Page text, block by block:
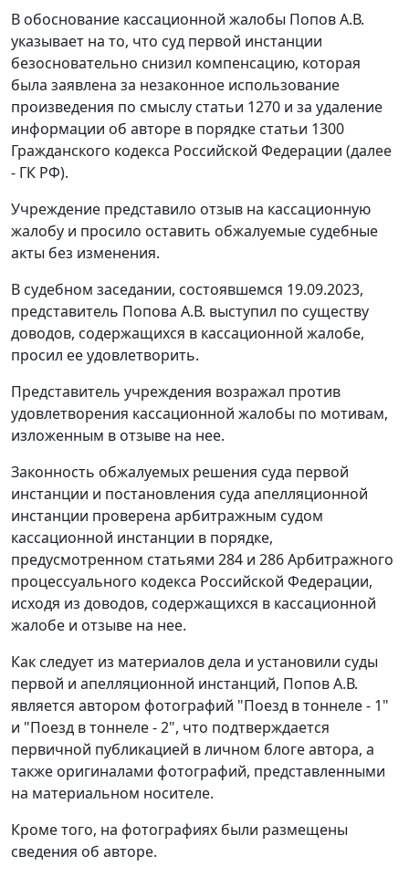
В обоснование кассационной жалобы Попов А.В.
указывает на то, что суд первой инстанции
безосновательно снизил компенсацию, которая
была заявлена за незаконное использование
произведения по смыслу статьи 1270 и за удаление
информации об авторе в порядке статьи 1300
Гражданского кодекса Российской Федерации (далее
- ГК РФ).
Учреждение представило отзыв на кассационную
жалобу и просило оставить обжалуемые судебные
акты без изменения.
В судебном заседании, состоявшемся 19.09.2023,
представитель Попова А.В. выступил по существу
доводов, содержащихся в кассационной жалобе,
просил ее удовлетворить.
Представитель учреждения возражал против
удовлетворения кассационной жалобы по мотивам,
изложенным в отзыве на нее.
Законность обжалуемых решения суда первой
инстанции и постановления суда апелляционной
инстанции проверена арбитражным судом
кассационной инстанции в порядке,
предусмотренном статьями 284 и 286 Арбитражного
процессуального кодекса Российской Федерации,
исходя из доводов, содержащихся в кассационной
жалобе и отзыве на нее.
Как следует из материалов дела и установили суды
первой и апелляционной инстанций, Попов А.В.
является автором фотографий "Поезд в тоннеле - 1"
и "Поезд в тоннеле - 2", что подтверждается
первичной публикацией в личном блоге автора, а
также оригиналами фотографий, представленными
на материальном носителе.
Кроме того, на фотографиях были размещены
сведения об авторе.